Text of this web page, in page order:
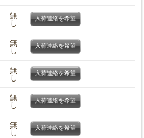
無
し
入荷連絡を希望
無
し
入荷連絡を希望
無
し
入荷連絡を希望
無
し
入荷連絡を希望
無
し
入荷連絡を希望